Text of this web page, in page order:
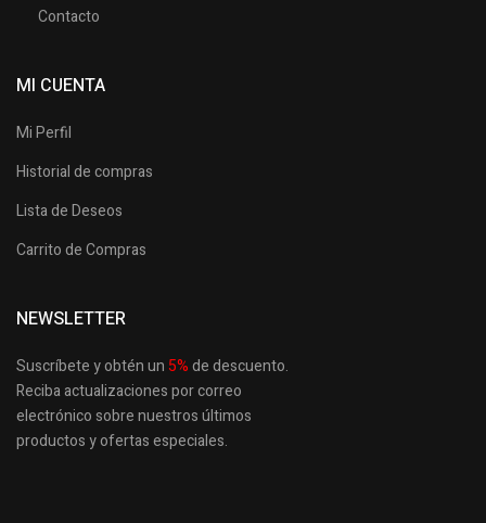
Contacto
MI CUENTA
Mi Perfil
Historial de compras
Lista de Deseos
Carrito de Compras
NEWSLETTER
Suscríbete y obtén un 5%de descuento.
Reciba actualizaciones por correo
electrónico sobre nuestros últimos
productosy ofertas especiales.